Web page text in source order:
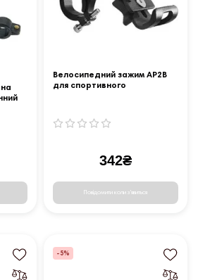
Велосипедний зажим AP2B
для спортивного
342₴
Повідомити коли з'явиться
-5%